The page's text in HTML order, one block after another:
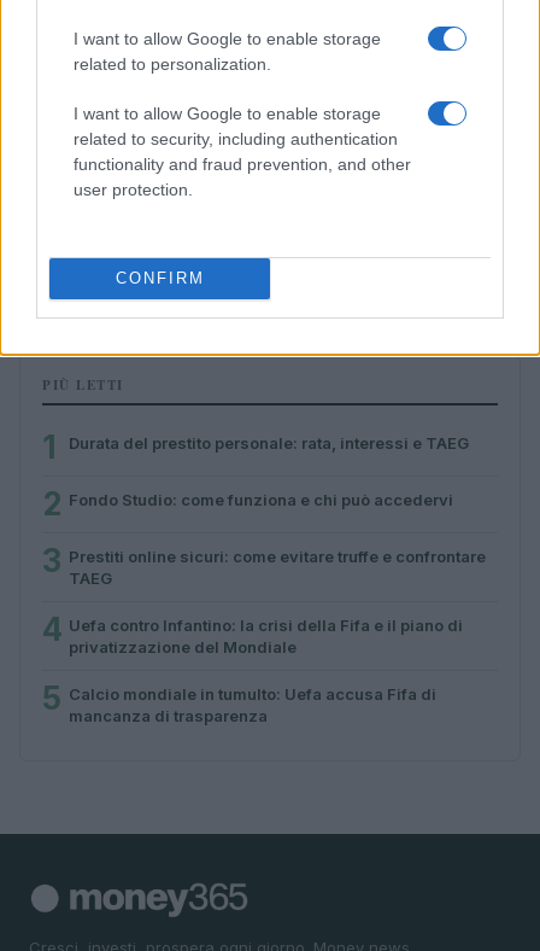
I want to allow Google to enable storage
related to personalization.
I want to allow Google to enable storage
related to security, including authentication
functionality and fraud prevention, and other
user protection.
CONFIRM
confrontare TAEG
Francesca Galli · 6 Ago 2026
PIÙ LETTI
1 Durata del prestito personale: rata, interessi e TAEG
2 Fondo Studio: come funziona e chi può accedervi
3 Prestiti online sicuri: come evitare truffe e confrontare
TAEG
4 Uefa contro Infantino: la crisi della Fifa e il piano di
privatizzazione del Mondiale
5 Calcio mondiale in tumulto: Uefa accusa Fifa di
mancanza di trasparenza